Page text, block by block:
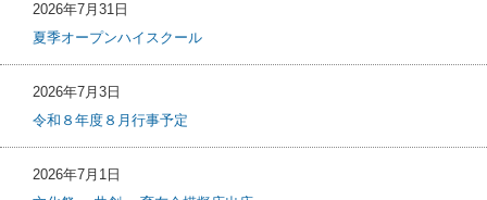
2026年7月31日
夏季オープンハイスクール
2026年7月3日
令和８年度８月行事予定
2026年7月1日